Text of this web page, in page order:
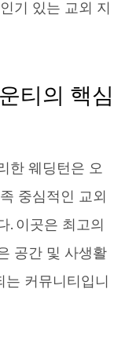
기 있는 교외 지
티의 핵심
한 웨딩턴은 오
중심적인 교외
. 이곳은 최고의
공간 및 사생활
커뮤니티입니